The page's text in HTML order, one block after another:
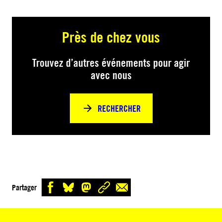
Près de chez vous
Trouvez d’autres événements pour agir
avec nous
RECHERCHER
Partager